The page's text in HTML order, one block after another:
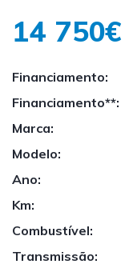
14 750€
Financiamento:
Financiamento**:
Marca:
Modelo:
Ano:
Km:
Combustível:
Transmissão: